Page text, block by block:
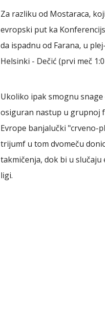
Za razliku od Mostaraca,
evropski put ka
da ispadnu od Farana, u
Helsinki - Dečić (prvi meč 1:0
Ukoliko ipak smognu
osiguran nastup u grupnoj
Evrope banjalučki "crveno-
trijumf u tom dvomeču
takmičenja, dok bi u
ligi.